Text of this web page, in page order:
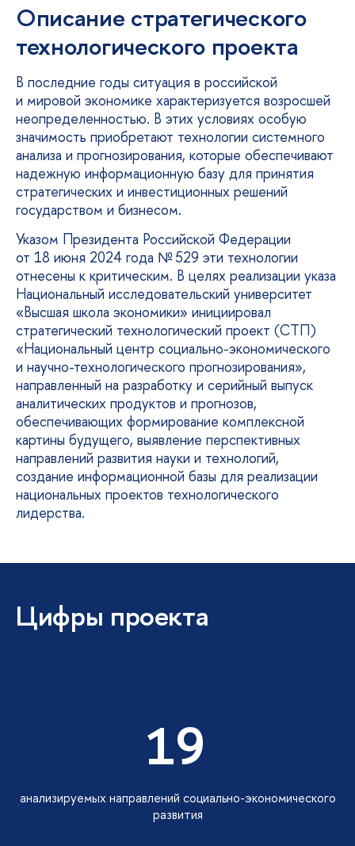
Описание стратегического
технологического проекта
В последние годы ситуация в российской
и мировой экономике характеризуется возросшей
неопределенностью. В этих условиях особую
значимость приобретают технологии системного
анализа и прогнозирования, которые обеспечивают
надежную информационную базу для принятия
стратегических и инвестиционных решений
государством и бизнесом.
Указом Президента Российской Федерации
от 18 июня 2024 года № 529 эти технологии
отнесены к критическим. В целях реализации указа
Национальный исследовательский университет
«Высшая школа экономики» инициировал
стратегический технологический проект (СТП)
«Национальный центр социально-экономического
и научно-технологического прогнозирования»,
направленный на разработку и серийный выпуск
аналитических продуктов и прогнозов,
обеспечивающих формирование комплексной
картины будущего, выявление перспективных
направлений развития науки и технологий,
создание информационной базы для реализации
национальных проектов технологического
лидерства.
Цифры проекта
19
анализируемых направлений социально-экономического
развития